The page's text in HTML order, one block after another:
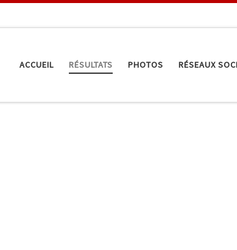
ACCUEIL RÉSULTATS PHOTOS RÉSEAUX